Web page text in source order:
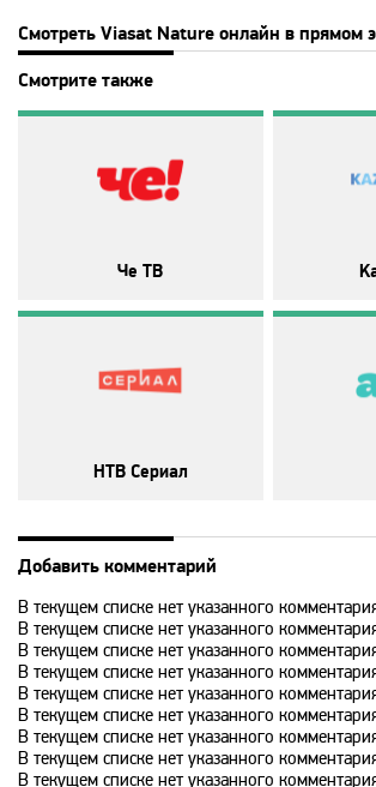
Amedia Hit
Animal Planet
Bridge TV
Discovery
Discovery science
Смотреть Viasat Nature онлайн в прямом
Смотрите также
Че ТВ
НТВ Сериал
Добавить комментарий
В текущем списке нет указанного
В текущем списке нет указанного
В текущем списке нет указанного
В текущем списке нет указанного
В текущем списке нет указанного
В текущем списке нет указанного
В текущем списке нет указанного
В текущем списке нет указанного
В текущем списке нет указанного